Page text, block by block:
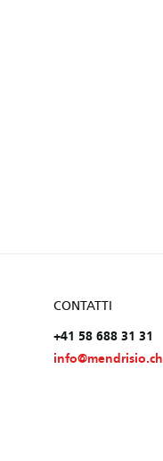
CONTATTI
+41 58 688 31 31
info@mendrisio.ch